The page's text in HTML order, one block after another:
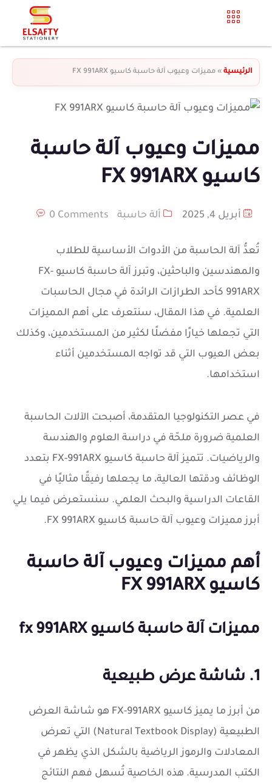
الرئيسية » مميزات وعيوب آلة حاسبة كاسيو FX 991ARX
مميزات وعيوب آلة حاسبة
كاسيو FX 991ARX
أبريل 4, 2025 ألة حاسبة 0 Comments
تُعدُّ آلة الحاسبة من الأدوات الأساسية للطلاب
والمهندسين والباحثين، وتبرز آلة حاسبة كاسيو FX-
991ARX كأحد الطرازات الرائدة في مجال الحاسبات
العلمية. في هذا المقال، سنتعرف على أهم المميزات
التي تجعلها خيارًا مفضلًا لكثير من المستخدمين، وكذلك
بعض العيوب التي قد تواجه المستخدمين أثناء
استخدامها.
في عصر التكنولوجيا المتقدمة، أصبحت الآلات الحاسبة
العلمية ضرورة ملحّة في دراسة العلوم والهندسة
والرياضيات. تتميز آلة حاسبة كاسيو FX-991ARX بتعدد
الوظائف ودقتها العالية، ما يجعلها رفيقًا مثاليًا في
القاعات الدراسية والبحث العلمي. سنستعرض فيما يلي
أبرز مميزات وعيوب آلة حاسبة كاسيو FX 991ARX.
أهم مميزات وعيوب آلة حاسبة
كاسيو FX 991ARX
مميزات آلة حاسبة كاسيو fx 991ARX
1. شاشة عرض طبيعية
من أبرز ما يميز كاسيو FX-991ARX هو شاشة العرض
الطبيعية (Natural Textbook Display) التي تعرض
المعادلات والرموز الرياضية بالشكل الذي يظهر في
الكتب المدرسية. هذه الخاصية تُسهل فهم النتائج